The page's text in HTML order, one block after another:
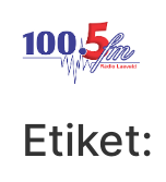
Etiket: